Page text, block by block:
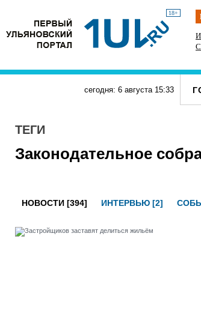
18+
На ульяновской трассе «Хонда» врезалась в фуру
во время разворота
сегодня: 6 августа 15:33
ТЕГИ
Законодательное
НОВОСТИ [394] ИНТЕРВЬЮ [2]